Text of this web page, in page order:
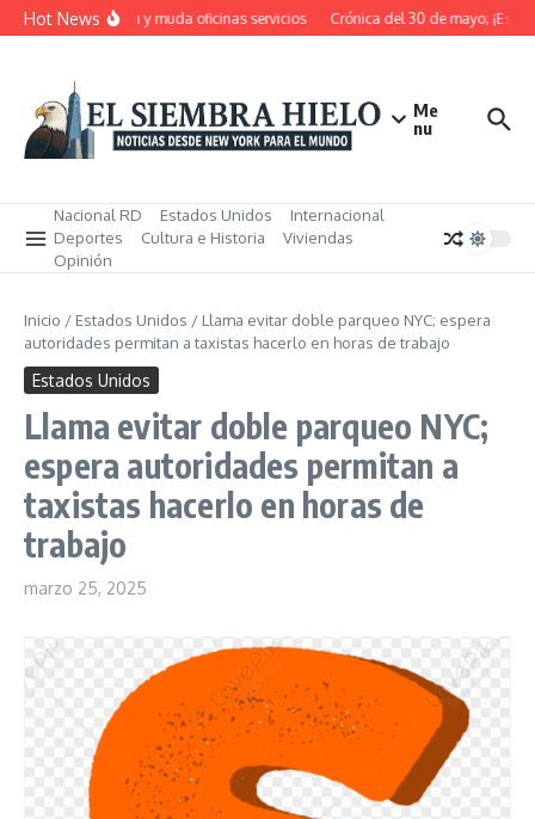
Saltar al contenido
Hot News
RD pensiona, cierra y muda oficinas servicios Crónica del 30 de mayo;
Me
nu
Nacional RD Estados Unidos
Internacional
Deportes
Cultura e Historia
Viviendas
Opinión
Inicio / Estados Unidos / Llama evitar doble parqueo NYC; espera
autoridades permitan a taxistas hacerlo en horas de trabajo
Estados Unidos
Llama evitar doble parqueo NYC;
espera autoridades permitan a
taxistas hacerlo en horas de
trabajo
marzo 25, 2025